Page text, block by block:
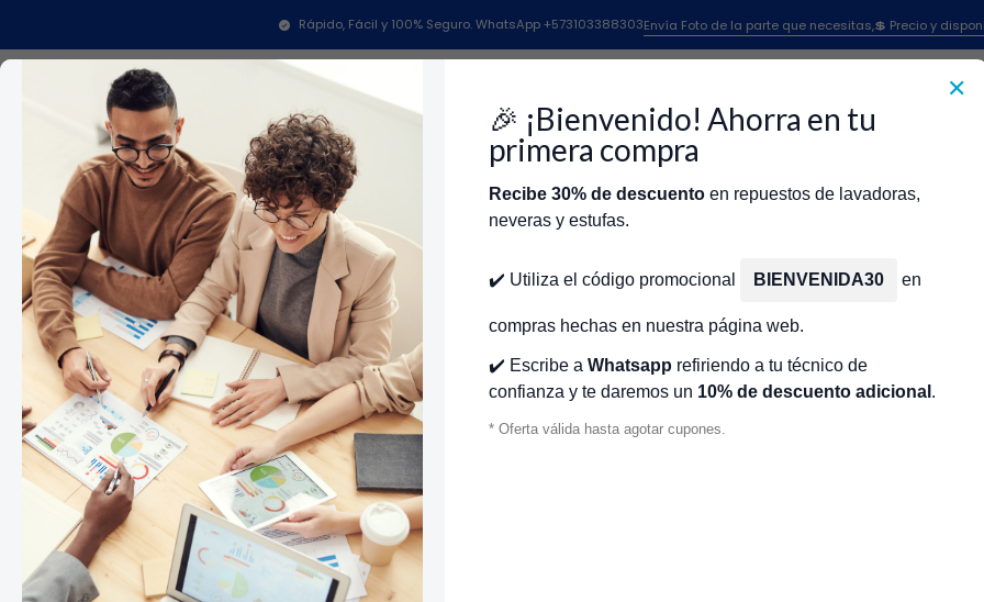
✕
🎉 ¡Bienvenido! Ahorra en tu
primera compra
Recibe 30% de descuento en repuestos de lavadoras,
neveras y estufas.
✔️ Utiliza el código promocional BIENVENIDA30 en
compras hechas en nuestra página web.
✔️ Escribe a Whatsapp refiriendo a tu técnico de
confianza y te daremos un 10% de descuento adicional .
* Oferta válida hasta agotar cupones.
Categorías
Rápido, Fácil y 100% Seguro. WhatsApp +573103388303Envía Foto de la parte que necesitas,💲 Precio y
Inicio EMPAQUE VASO PHILIPS ANTG. TX2000 PHILLIPS CR451261
EMPAQUE
PHILLIPS
Agregar a la lista de
🔥
Mostrar stock de
EMPAQUE VASO PHILIPS